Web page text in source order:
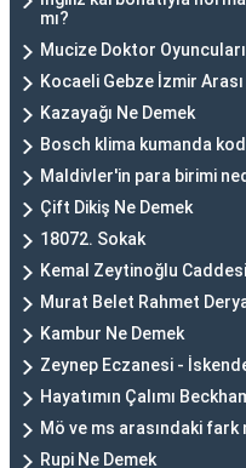
mı?
Mucize Doktor
Kocaeli Gebze İzmir
Kazayağı Ne Demek
Bosch klima kumanda
Maldivler'in para birimi
Çift Dikiş Ne Demek
18072. Sokak
Kemal Zeytinoğlu Caddesi
Murat Belet Rahmet
Kambur Ne Demek
Zeynep Eczanesi -
Hayatımın Çalımı
Mö ve ms arasındaki fark
Rupi Ne Demek